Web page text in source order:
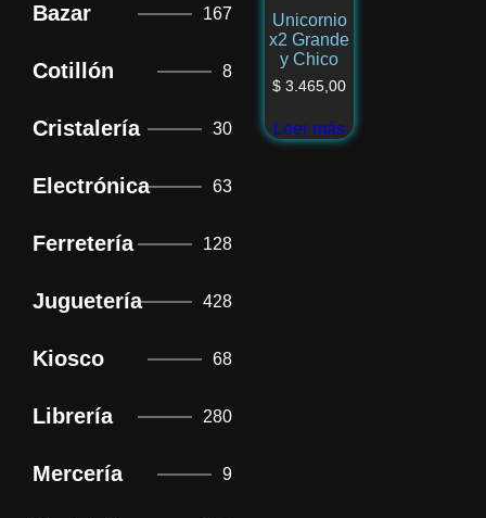
Bazar 167
Cotillón 8
Cristalería 30
Electrónica 63
Ferretería 128
Juguetería 428
Kiosco 68
Librería 280
Mercería 9
Unicornio
x2 Grande
y Chico
$ 3.465,00
Leer más